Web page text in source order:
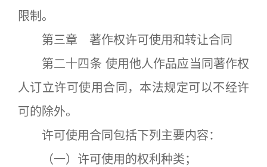
限制。
第三章 著作权许可使用和转让合同
第二十四条 使用他人作品应当同著作权
人订立许可使用合同，本法规定可以不经许
可的除外。
许可使用合同包括下列主要内容：
（一）许可使用的权利种类；